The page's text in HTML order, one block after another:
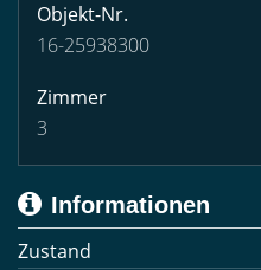
Objekt-Nr.
16-25938300
Zimmer
3
Informationen
Zustand